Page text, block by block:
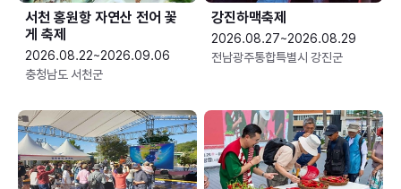
서천 홍원항 자연산 전어 꽃
게 축제
2026.08.22~2026.09.06
충청남도 서천군
강진하맥축제
2026.08.27~2026.08.29
전남광주통합특별시 강진군